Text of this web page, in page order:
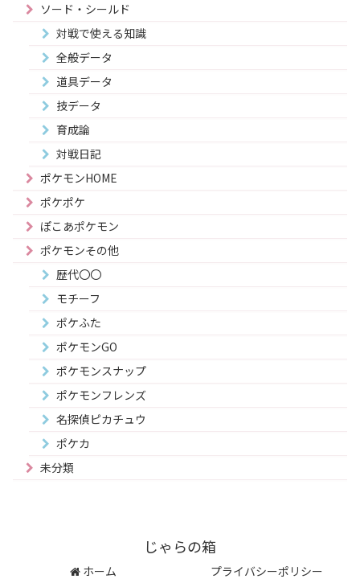
ソード・シールド
対戦で使える知識
全般データ
道具データ
技データ
育成論
対戦日記
ポケモンHOME
ポケポケ
ぽこあポケモン
ポケモンその他
歴代〇〇
モチーフ
ポケふた
ポケモンGO
ポケモンスナップ
ポケモンフレンズ
名探偵ピカチュウ
ポケカ
未分類
じゃらの箱
ホーム プライバシーポリシー